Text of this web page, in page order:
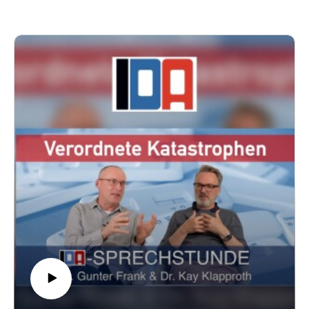
Straßen marschiert, drohen Politiker mit Zensur und
Oppositionsverbot. Gleichzeitig läuft die
Propagandamaschinerie auf Hochtouren.
Columbia entscheidet längst nicht mehr allein die Leistung
über die Zulassung. Vielmehr wird gezielt auf eine möglichst
„diverse“ Zusammensetzung der Studierenden geachtet –
nach Kriterien wie ethnischer Zugehörigkeit oder sexueller
Doch lässt sich das Ideal einer offenen Bildungsgesellschaft
wirklich mit einer einseitigen Vorstellung von Vielfalt
vereinbaren? Wie rassistisch sind „antirassistische“
Auswahlkriterien, bei denen Herkunft, Gruppenzugehörigkeit
und behauptete Diskriminierungserfahrungen mehr zählen als
individuelle Leistung und Qualität? Und wie sieht es
eigentlich an Schulen und Universitäten in Deutschland aus?
Der Arzt Gunter Frank und der Immunologe Kay Klapproth
diskutieren, wie ideologische Vorgaben Wissenschaft und
Bildung untergraben – und damit am Ende unsere Zukunft
gefährden.